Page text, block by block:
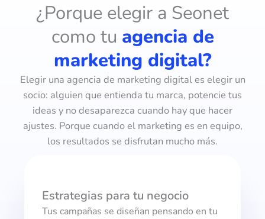
¿Porque elegir a Seonet
como tu agencia de
marketing digital?
Elegir una agencia de marketing digital es elegir un
socio: alguien que entienda tu marca, potencie tus
ideas y no desaparezca cuando hay que hacer
ajustes. Porque cuando el marketing es en equipo,
los resultados se disfrutan mucho más.
Estrategias para tu negocio
Tus campañas se diseñan pensando en tu